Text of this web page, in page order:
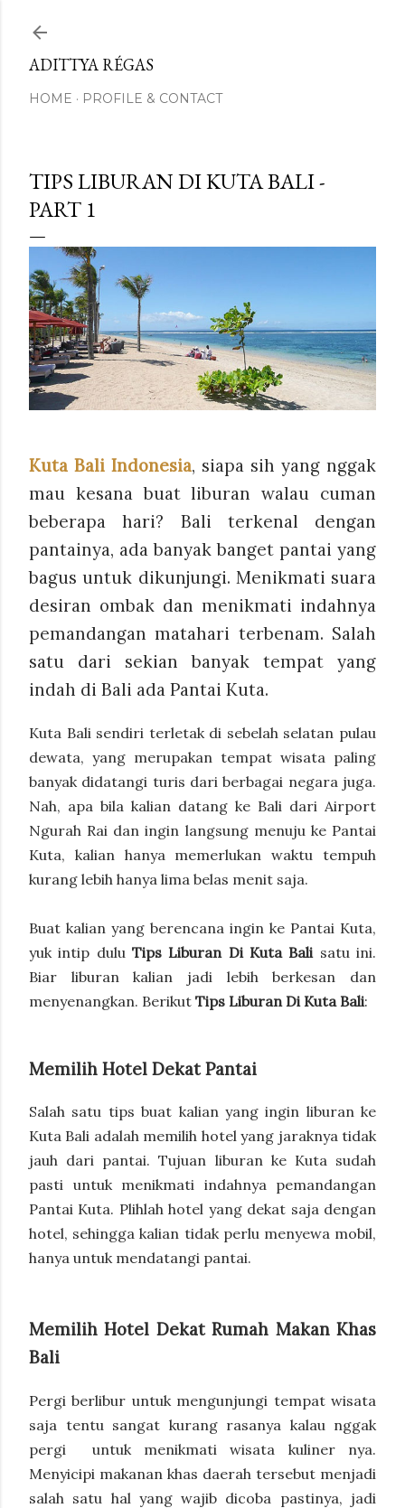
ADITTYA RÉGAS
HOME PROFILE & CONTACT
TIPS LIBURAN DI KUTA BALI -
PART 1
Kuta Bali Indonesia, siapa sih yang nggak
mau kesana buat liburan walau cuman
beberapa hari? Bali terkenal dengan
pantainya, ada banyak banget pantai yang
bagus untuk dikunjungi. Menikmati suara
desiran ombak dan menikmati indahnya
pemandangan matahari terbenam. Salah
satu dari sekian banyak tempat yang
indah di Bali ada Pantai Kuta.
Kuta Bali sendiri terletak di sebelah selatan pulau
dewata, yang merupakan tempat wisata paling
banyak didatangi turis dari berbagai negara juga.
Nah, apa bila kalian datang ke Bali dari Airport
Ngurah Rai dan ingin langsung menuju ke Pantai
Kuta, kalian hanya memerlukan waktu tempuh
kurang lebih hanya lima belas menit saja.
Buat kalian yang berencana ingin ke Pantai Kuta,
yuk intip dulu Tips Liburan Di Kuta Bali satu ini.
Biar liburan kalian jadi lebih berkesan dan
menyenangkan. Berikut Tips Liburan Di Kuta Bali:
Memilih Hotel Dekat Pantai
Salah satu tips buat kalian yang ingin liburan ke
Kuta Bali adalah memilih hotel yang jaraknya tidak
jauh dari pantai. Tujuan liburan ke Kuta sudah
pasti untuk menikmati indahnya pemandangan
Pantai Kuta. Plihlah hotel yang dekat saja dengan
hotel, sehingga kalian tidak perlu menyewa mobil,
hanya untuk mendatangi pantai.
Memilih Hotel Dekat Rumah Makan Khas
Bali
Pergi berlibur untuk mengunjungi tempat wisata
saja tentu sangat kurang rasanya kalau nggak
pergi untuk menikmati wisata kuliner nya.
Menyicipi makanan khas daerah tersebut menjadi
salah satu hal yang wajib dicoba pastinya, jadi